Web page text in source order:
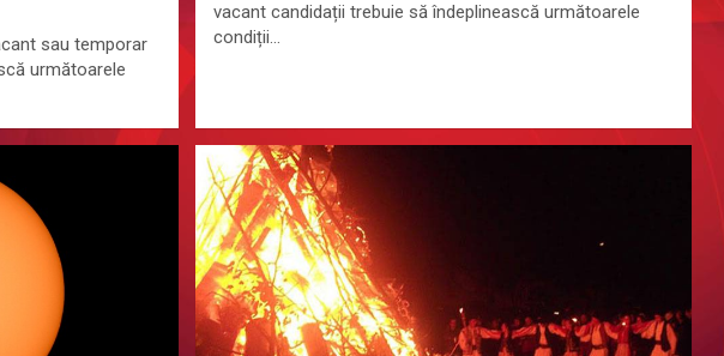
sau temporar
următoarele
vacant candidații trebuie să îndeplinească următoarele
condiții…